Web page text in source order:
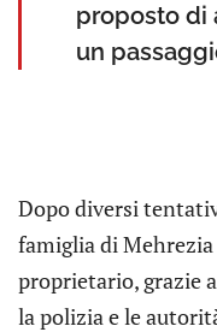
proposto di
un
Dopo diversi
famiglia di
proprietario, grazie
la polizia e le